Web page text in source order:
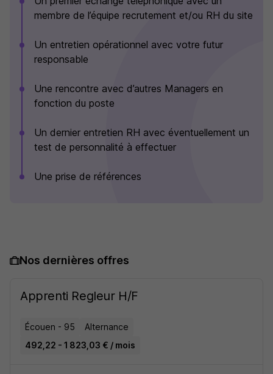
membre de l’équipe recrutement et/ou RH du site
Un entretien opérationnel avec votre futur
responsable
Une rencontre avec d’autres Managers en
fonction du poste
Un dernier entretien RH avec éventuellement un
test de personnalité à effectuer
Une prise de références
Nos dernières offres
Apprenti Regleur H/F
Écouen - 95
Alternance
492,22 - 1 823,03 € / mois